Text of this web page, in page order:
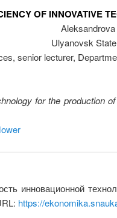
OF INNOVATIVE
Ulyanovsk
senior lecturer,
for the production
инновационной
https://